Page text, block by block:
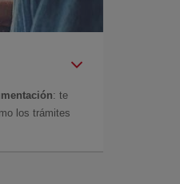
: te
los trámites